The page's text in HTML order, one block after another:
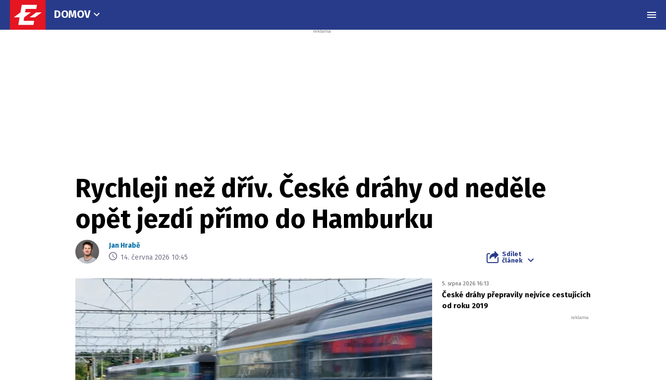
DOMOV
Rychleji než dřív. České dráhy od neděle
opět jezdí přímo do Hamburku
Jan Hrabě
14. června 2026 10:45
Sdílet
článek
5. srpna 2026 16:13
České dráhy přepravily nejvíce cestujících
od roku 2019